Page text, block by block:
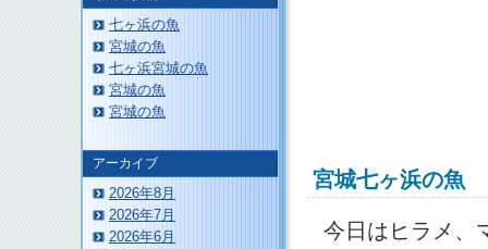
宮城七ヶ浜の魚
今日はヒラメ、
七ヶ浜の魚
宮城の魚
七ヶ浜宮城の魚
宮城の魚
宮城の魚
アーカイブ
2026年8月
2026年7月
2026年6月